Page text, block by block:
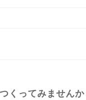
くってみませんか